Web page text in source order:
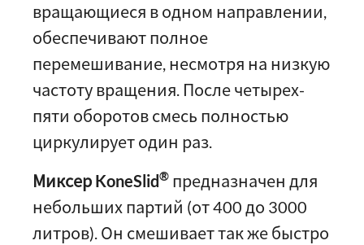
вращающиеся в одном направлении,
обеспечивают полное
перемешивание, несмотря на низкую
частоту вращения. После четырех-
пяти оборотов смесь полностью
циркулирует один раз.
Миксер KoneSlid® предназначен для
небольших партий (от 400 до 3000
литров). Он смешивает так же быстро